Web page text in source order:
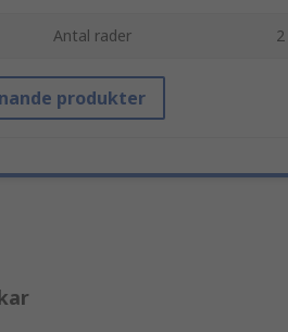
Antal rader 2
produkter